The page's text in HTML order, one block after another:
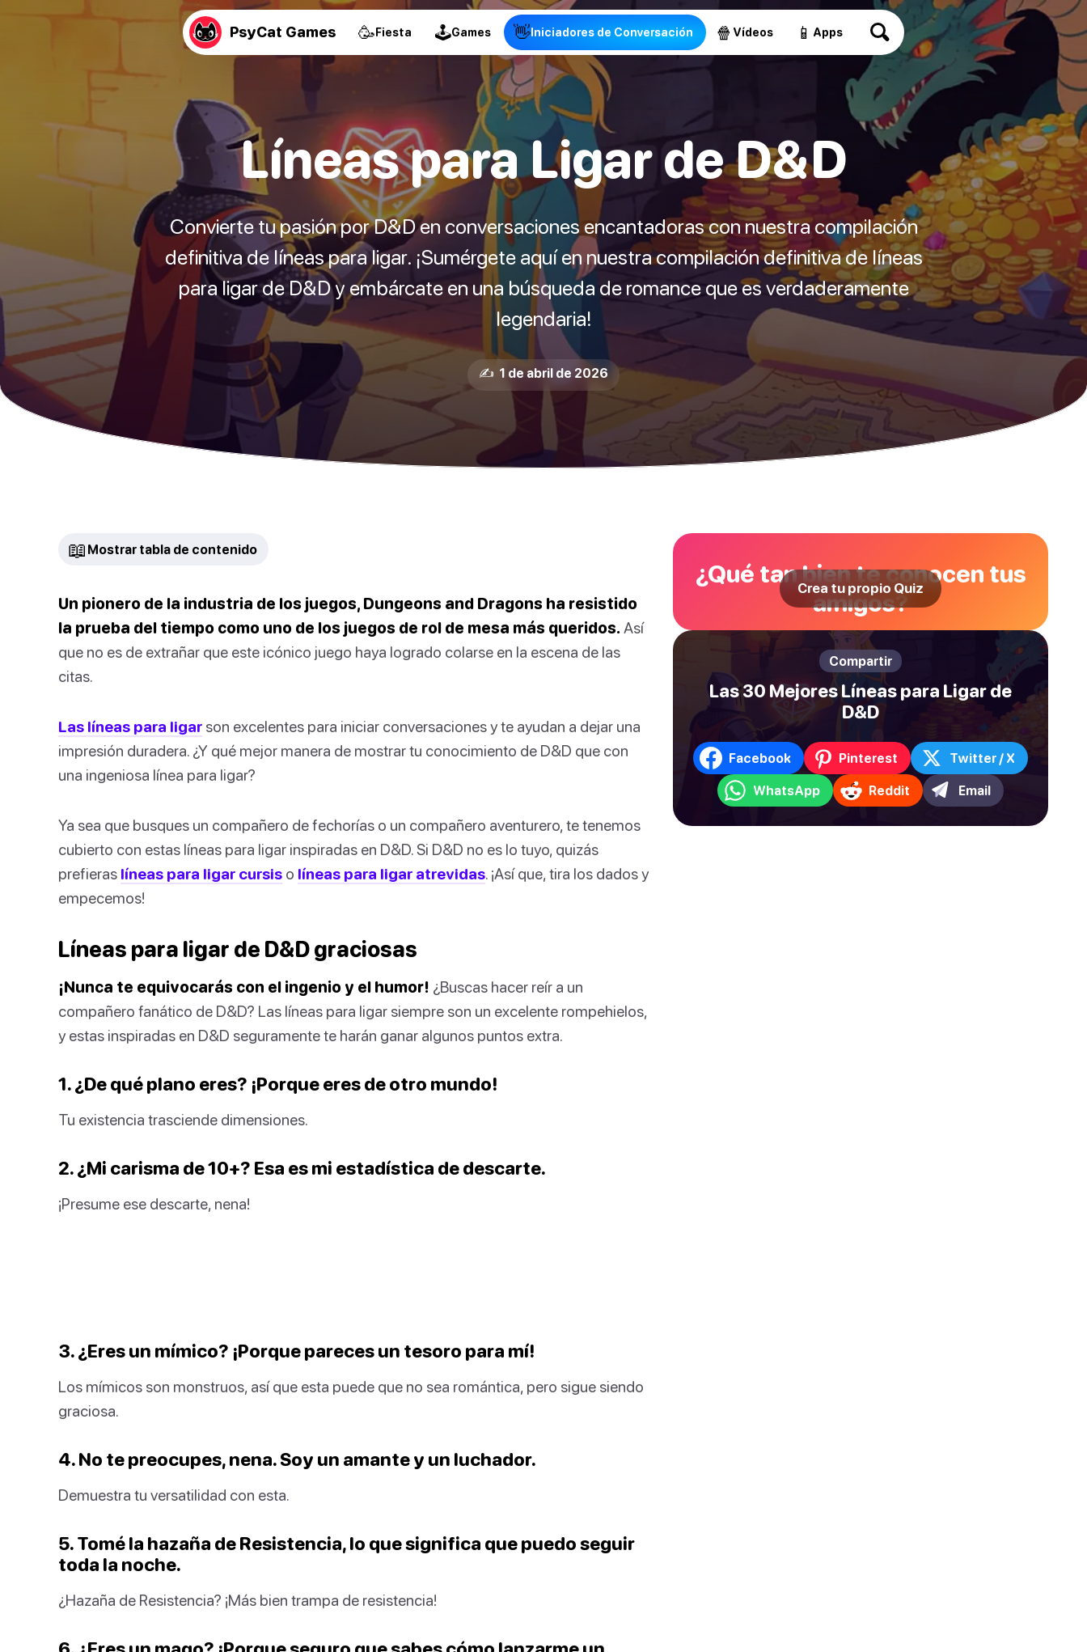
PsyCat Games 🥳Fiesta 🕹Games 👋Iniciadores de Conversación 🍿 Vídeos 📱 Apps
Líneas para Ligar de D&D
Convierte tu pasión por D&D en conversaciones encantadoras con nuestra compilación
definitiva de líneas para ligar. ¡Sumérgete aquí en nuestra compilación definitiva de líneas
para ligar de D&D y embárcate en una búsqueda de romance que es verdaderamente
legendaria!
✍️ 1 de abril de 2026
📖 Mostrar tabla de contenido
Un pionero de la industria de los juegos, Dungeons and Dragons ha resistido
la prueba del tiempo como uno de los juegos de rol de mesa más queridos. Así
que no es de extrañar que este icónico juego haya logrado colarse en la escena de las
citas.
Las líneas para ligar son excelentes para iniciar conversaciones y te ayudan a dejar una
impresión duradera. ¿Y qué mejor manera de mostrar tu conocimiento de D&D que con
una ingeniosa línea para ligar?
Ya sea que busques un compañero de fechorías o un compañero aventurero, te tenemos
cubierto con estas líneas para ligar inspiradas en D&D. Si D&D no es lo tuyo, quizás
prefieras líneas para ligar cursis o líneas para ligar atrevidas. ¡Así que, tira los dados y
empecemos!
Líneas para ligar de D&D graciosas
¡Nunca te equivocarás con el ingenio y el humor! ¿Buscas hacer reír a un
compañero fanático de D&D? Las líneas para ligar siempre son un excelente rompehielos,
y estas inspiradas en D&D seguramente te harán ganar algunos puntos extra.
1. ¿De qué plano eres? ¡Porque eres de otro mundo!
Tu existencia trasciende dimensiones.
2. ¿Mi carisma de 10+? Esa es mi estadística de descarte.
¡Presume ese descarte, nena!
3. ¿Eres un mímico? ¡Porque pareces un tesoro para mí!
Los mímicos son monstruos, así que esta puede que no sea romántica, pero sigue siendo
graciosa.
4. No te preocupes, nena. Soy un amante y un luchador.
Demuestra tu versatilidad con esta.
5. Tomé la hazaña de Resistencia, lo que significa que puedo seguir
toda la noche.
¿Hazaña de Resistencia? ¡Más bien trampa de resistencia!
¿Qué tan bien te conocen tus
amigos?
Crea tu propio Quiz
Compartir
Las 30 Mejores Líneas para Ligar de
D&D
Facebook Pinterest Twitter / X
WhatsApp Reddit Email